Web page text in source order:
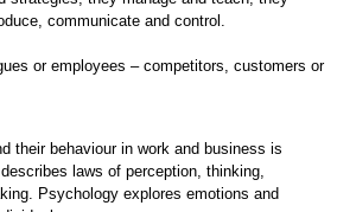
communicate and control.
or employees – competitors, customers or
their behaviour in work and business is
laws of perception, thinking,
Psychology explores emotions and